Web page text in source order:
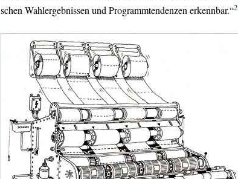
schen Wahlergebnissen und Programmtendenzen erkennbar.“2